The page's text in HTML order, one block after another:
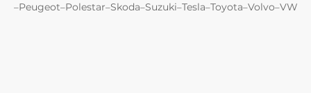
–Peugeot–Polestar–Skoda–Suzuki–Tesla–Toyota–Volvo–VW